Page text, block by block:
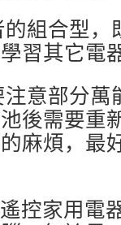
組合型
習其它電
意部分
後需要重
麻煩，最
控家用電